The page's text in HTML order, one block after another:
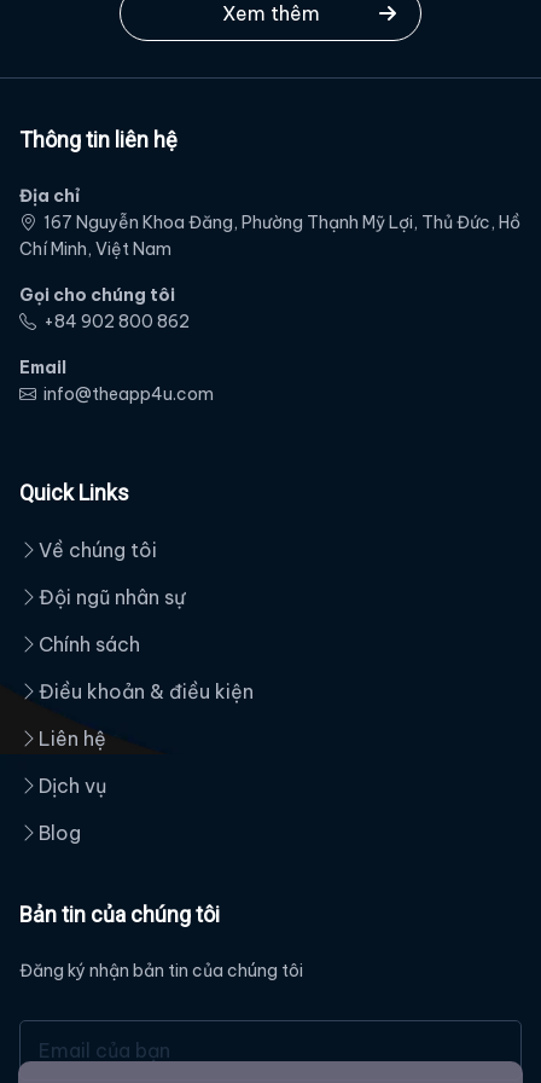
Xem thêm
Thông tin liên hệ
Địa chỉ
167 Nguyễn Khoa Đăng, Phường Thạnh Mỹ Lợi, Thủ Đức, Hồ
Chí Minh, Việt Nam
Gọi cho chúng tôi
‭+84 902 800 862‬
Email
info@theapp4u.com
Quick Links
Về chúng tôi
Đội ngũ nhân sự
Chính sách
Điều khoản & điều kiện
Liên hệ
Dịch vụ
Blog
Bản tin của chúng tôi
Đăng ký nhận bản tin của chúng tôi